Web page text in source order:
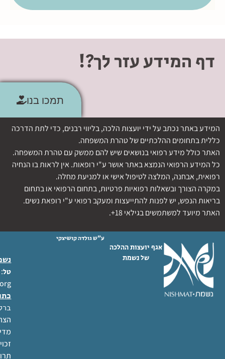
דף המידע עזר לך?!
תמכו בנו
המידע באתר נכתב על ידי יועצות הלכה, בליווי רבנים, כדי לתת הדרכה
כללית בתחומים ההלכתיים של טהרת המשפחה.
האתר כולל מידע רפואי בנושאים שיש להם ממשק עם טהרת המשפחה.
כל המידע הרפואי הנמצא באתר אושר ע"י רופאות. אין לראות בו הנחיה
רפואית, אבחנה, המלצה לטיפול אישי או למניעת מחלה.
במקרה הצורך ובשאלות רפואיות פרטיות, בתחום הרפואי או בתחום
בריאות הנפש, יש לפנות להתייעצות ומעקב רפואי ע"י רופאת נשים.
האתר מיועד למשתמשים בגילאי 18+.
אגף יועצות ההלכה
של נשמת
ע"ש גולדה קושיצקי
טל: 02-6404333
ברל